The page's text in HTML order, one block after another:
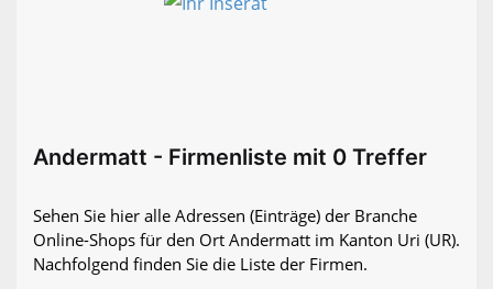
Andermatt - Firmenliste mit 0 Treffer
Sehen Sie hier alle Adressen (Einträge) der Branche
Online-Shops für den Ort Andermatt im Kanton Uri (UR).
Nachfolgend finden Sie die Liste der Firmen.